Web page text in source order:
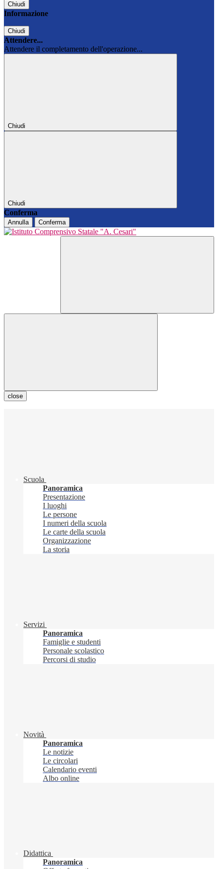
Chiudi
Informazione
Chiudi
Attendere...
Attendere il completamento dell'operazione...
Chiudi
Chiudi
Conferma
Annulla Conferma
close
Scuola
Panoramica
Presentazione
I luoghi
Le persone
I numeri della scuola
Le carte della scuola
Organizzazione
La storia
Servizi
Panoramica
Famiglie e studenti
Personale scolastico
Percorsi di studio
Novità
Panoramica
Le notizie
Le circolari
Calendario eventi
Albo online
Didattica
Panoramica